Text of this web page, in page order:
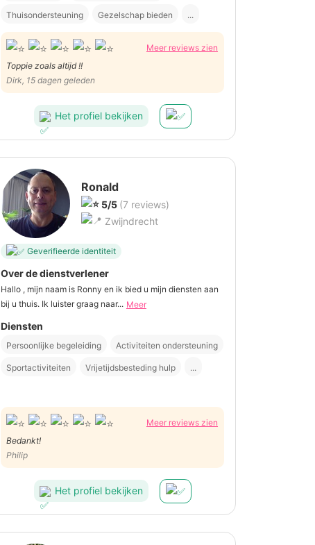
Thuisondersteuning Gezelschap bieden ...
Meer reviews zien
Toppie zoals altijd !!
Dirk, 15 dagen geleden
Het profiel bekijken
Ronald
5/5 (7 reviews)
Zwijndrecht
Geverifieerde identiteit
Over de dienstverlener
Hallo , mijn naam is Ronny en ik bied u mijn diensten aan
bij u thuis. Ik luister graag naar... Meer
Diensten
Persoonlijke begeleiding Activiteiten ondersteuning
Sportactiviteiten Vrijetijdsbesteding hulp ...
Meer reviews zien
Bedankt!
Philip
Het profiel bekijken